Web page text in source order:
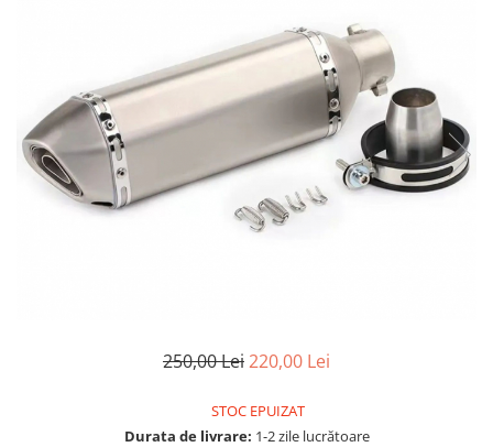
Echipament Cross & ATV
Casti
Cizme
Geci
Manusi
250,00 Lei220,00 Lei
STOC EPUIZAT
Durata de livrare: 1-2 zile lucrătoare